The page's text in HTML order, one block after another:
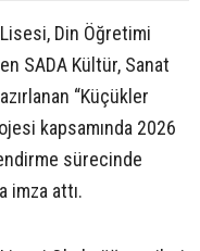
Din Öğretimi
SADA Kültür, Sanat
“Küçükler
kapsamında 2026
sürecinde
imza attı.